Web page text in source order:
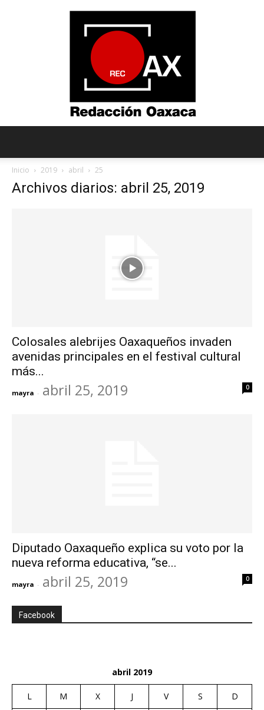
Inicio 2019 abril 25
Archivos diarios: abril 25, 2019
Colosales alebrijes Oaxaqueños invaden
avenidas principales en el festival cultural
más...
mayra - abril 25, 2019 0
Diputado Oaxaqueño explica su voto por la
nueva reforma educativa, “se...
mayra - abril 25, 2019 0
Facebook
abril 2019
L M X J V S
D